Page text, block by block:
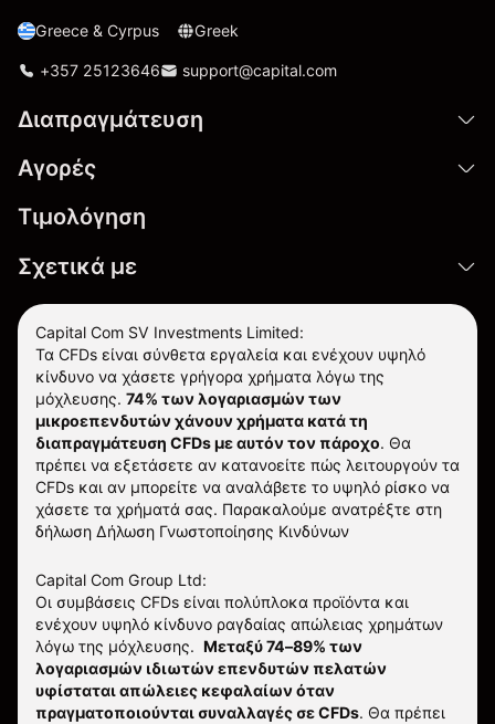
Greece & Cyrpus Greek
+357 25123646 support@capital.com
Διαπραγμάτευση
Αγορές
Τιμολόγηση
Σχετικά με
Capital Com SV Investments Limited:
Τα CFDs είναι σύνθετα εργαλεία και ενέχουν υψηλό
κίνδυνο να χάσετε γρήγορα χρήματα λόγω της
μόχλευσης. 74% των λογαριασμών των
μικροεπενδυτών χάνουν χρήματα κατά τη
διαπραγμάτευση CFDs με αυτόν τον πάροχο. Θα
πρέπει να εξετάσετε αν κατανοείτε πώς λειτουργούν τα
CFDs και αν μπορείτε να αναλάβετε το υψηλό ρίσκο να
χάσετε τα χρήματά σας. Παρακαλούμε ανατρέξτε στη
δήλωση Δήλωση Γνωστοποίησης Κινδύνων
Capital Com Group Ltd:
Οι συμβάσεις CFDs είναι πολύπλοκα προϊόντα και
ενέχουν υψηλό κίνδυνο ραγδαίας απώλειας χρημάτων
λόγω της μόχλευσης. Μεταξύ 74–89% των
λογαριασμών ιδιωτών επενδυτών πελατών
υφίσταται απώλειες κεφαλαίων όταν
πραγματοποιούνται συναλλαγές σε CFDs. Θα πρέπει